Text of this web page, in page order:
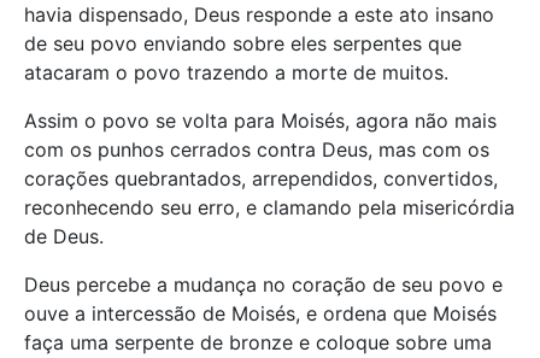
havia dispensado, Deus responde a este ato insano
de seu povo enviando sobre eles serpentes que
atacaram o povo trazendo a morte de muitos.
Assim o povo se volta para Moisés, agora não mais
com os punhos cerrados contra Deus, mas com os
corações quebrantados, arrependidos, convertidos,
reconhecendo seu erro, e clamando pela misericórdia
de Deus.
Deus percebe a mudança no coração de seu povo e
ouve a intercessão de Moisés, e ordena que Moisés
faça uma serpente de bronze e coloque sobre uma